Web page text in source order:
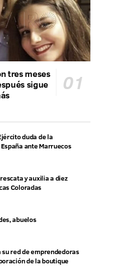
tres meses
sigue
duda de la
ante Marruecos
y auxilia a diez
Coloradas
abuelos
red de emprendedoras
de la boutique